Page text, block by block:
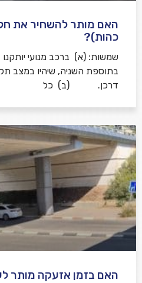
האם מותר להשחיר את
כהות)?
שמשות: (א) ברכב מנועי
בתוספת השניה, שיהיו במצב
דרכן. (ב) כל
האם בזמן אזעקה מותר